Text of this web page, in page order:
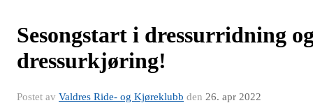
Sesongstart i dressurridning
dressurkjøring!
Postet av Valdres Ride- og Kjøreklubb den 26. apr 2022